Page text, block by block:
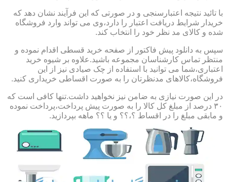
با تائید نتیجه اعتبارسنجی و در صورتی که این فرآیند نشان دهد که
خریدار شرایط دریافت اعتبار را دارد،وی می تواند وارد فروشگاه
شده و کالای مد نظر خود را انتخاب کند.
سپس به دانلود پیش فاکتور از صفحه خرید قسطی اقدام نموده و
منتظر تماس کارشناسان مجموعه باشید.علاوه بر شیوه خرید
اعتباری،شما می توانید با استفاده از چک صیادی نیز از این
فروشگاه،کالاهای مدنظرتان را به صورت اقساطی خریداری کنید.
در این صورت نیازی به ضامن نیز نخواهید داشت.تنها کافی است که
۳۰ درصد از مبلغ کل کالا را به صورت پیش پرداخت،پرداخت نموده
و مابقی مبلغ را در اقساط ؟،؟؟ و یا ؟؟ ماهه بپردازید.